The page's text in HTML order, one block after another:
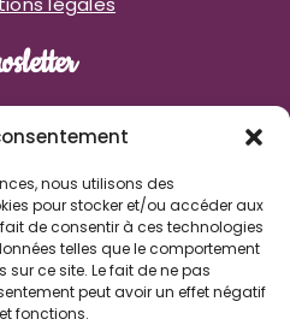
nous utilisons des
pour stocker et/ou accéder aux
de consentir à ces technologies
telles que le comportement
ce site. Le fait de ne pas
peut avoir un effet négatif
fonctions.
de famille